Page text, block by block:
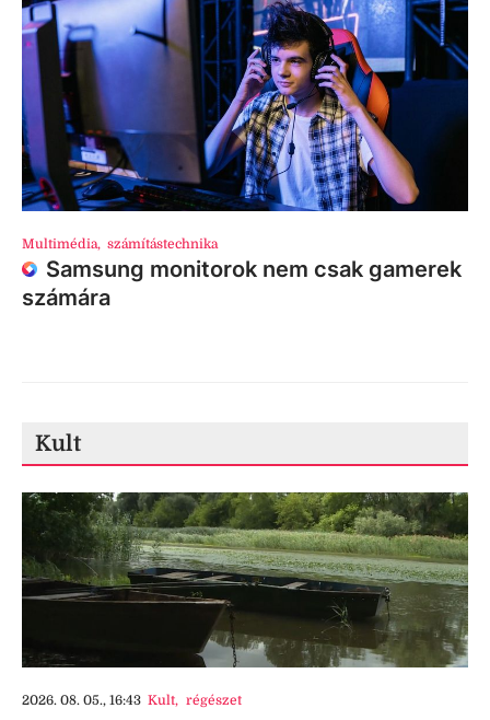
Multimédia, számítástechnika
Samsung monitorok nem csak gamerek
számára
Kult
2026. 08. 05., 16:43 Kult, régészet